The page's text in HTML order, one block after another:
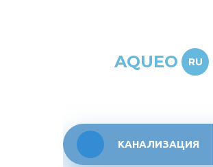
AQUEO RU
КАНАЛИЗАЦИЯ